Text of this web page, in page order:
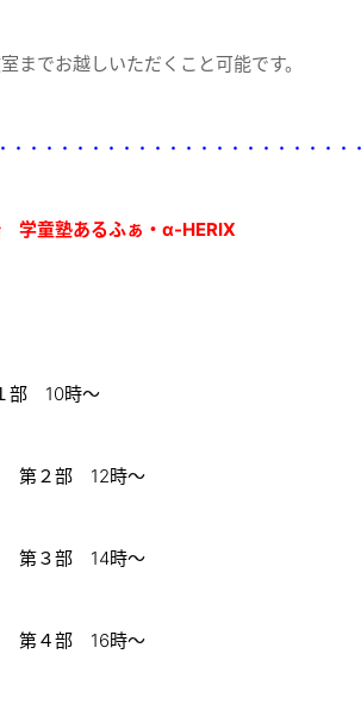
までお越しいただくこと可能です。
・・・・・・・・・・・・・・・・・・・・・
学童塾あるふぁ・α-HERIX
部 10時～
時～
時～
時～